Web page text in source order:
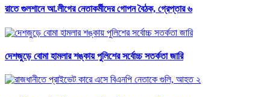
রাতে গুলশানে আ.লীগের নেতাকর্মীদের গোপন বৈঠক, গ্রেপ্তার ৬
দেশজুড়ে বোমা হামলার শঙ্কায় পুলিশের সর্বোচ্চ সতর্কতা জারি